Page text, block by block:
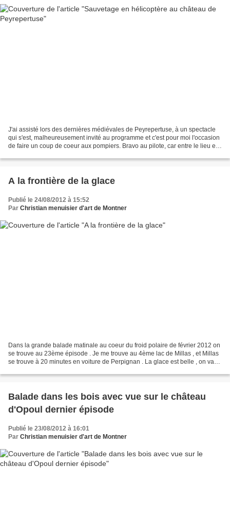
J'ai assisté lors des dernières médiévales de Peyrepertuse, à un spectacle
qui s'est, malheureusement invité au programme et c'est pour moi l'occasion
de faire un coup de coeur aux pompiers. Bravo au pilote, car entre le lieu en
A la frontière de la glace
Publié le 24/08/2012 à 15:52
Par Christian menuisier d'art de Montner
Dans la grande balade matinale au coeur du froid polaire de février 2012 on
se trouve au 23ème épisode . Je me trouve au 4ème lac de Millas , et Millas
se trouve à 20 minutes en voiture de Perpignan . La glace est belle , on va
Balade dans les bois avec vue sur le château
d'Opoul dernier épisode
Publié le 23/08/2012 à 16:01
Par Christian menuisier d'art de Montner